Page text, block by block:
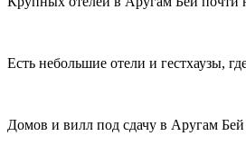
Есть небольшие отели и гестхаузы,
Домов и вилл под сдачу в Аругам